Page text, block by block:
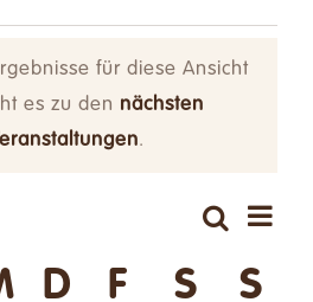
Neuigkeiten
Uns unterstützen
Shop
für diese Ansicht
es zu den nächsten
.
Suche
SucheMonat
Mittwoch
D Donnerstag
F Freitag
S S